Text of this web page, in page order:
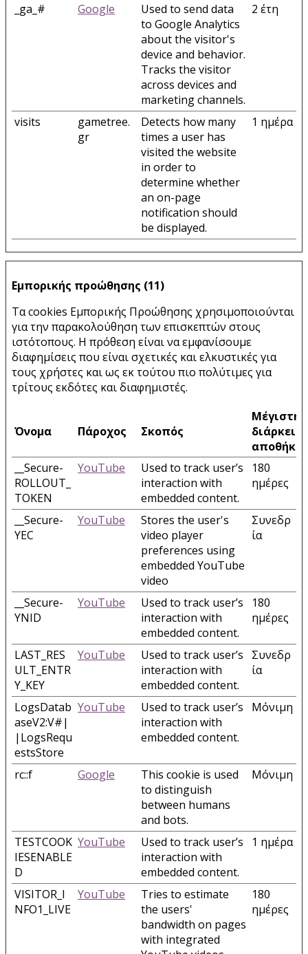
_ga_# Google
Used to send data
to Google Analytics
about the visitor's
device and behavior.
Tracks the visitor
across devices and
marketing channels.
2 έτη
visits
gametree.
gr
Detects how many
times a user has
visited the website
in order to
determine whether
an on-page
notification should
be displayed.
1 ημέρα
Εμπορικής προώθησης (11)
Τα cookies Εμπορικής Προώθησης χρησιμοποιούνται
για την παρακολούθηση των επισκεπτών στους
ιστότοπους. Η πρόθεση είναι να εμφανίσουμε
διαφημίσεις που είναι σχετικές και ελκυστικές για
τους χρήστες και ως εκ τούτου πιο πολύτιμες για
τρίτους εκδότες και διαφημιστές.
Όνομα Πάροχος Σκοπός
Μέγιστη
διάρκεια
__Secure-
ROLLOUT_
TOKEN
YouTube
Used to track user’s
interaction with
embedded content.
180
ημέρες
__Secure-
YEC
YouTube
Stores the user's
video player
preferences using
embedded YouTube
video
Συνεδρ
ία
__Secure-
YNID
YouTube
Used to track user’s
interaction with
embedded content.
180
ημέρες
LAST_RES
ULT_ENTR
Y_KEY
YouTube
Used to track user’s
interaction with
embedded content.
Συνεδρ
ία
LogsDatab
aseV2:V#|
|LogsRequ
estsStore
YouTube
Used to track user’s
interaction with
embedded content.
Μόνιμη
rc::f Google
This cookie is used
to distinguish
between humans
and bots.
Μόνιμη
TESTCOOK
IESENABLE
D
YouTube
Used to track user’s
interaction with
embedded content.
1 ημέρα
VISITOR_I
NFO1_LIVE
YouTube
Tries to estimate
the users'
bandwidth on pages
with integrated
180
ημέρες